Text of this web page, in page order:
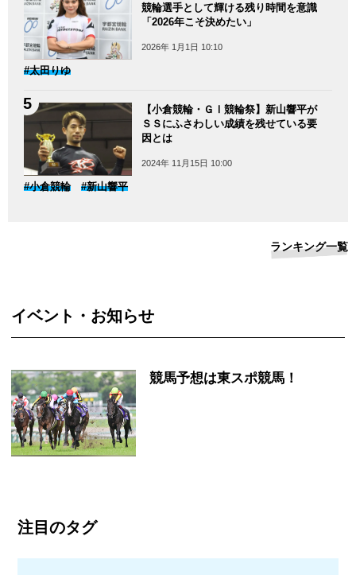
競輪選手として輝ける残り時間を意識
「2026年こそ決めたい」
2026年 1月1日 10:10
#太田りゆ
【小倉競輪・ＧⅠ競輪祭】新山響平が
ＳＳにふさわしい成績を残せている要
因とは
2024年 11月15日 10:00
#小倉競輪 #新山響平
ランキング一覧
イベント・お知らせ
競馬予想は東スポ競馬！
注目のタグ